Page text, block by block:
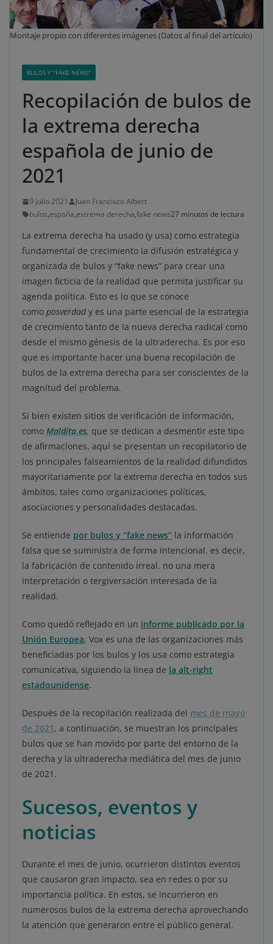
Montaje propio con diferentes imágenes (Datos al final del artículo)
BULOS Y "FAKE NEWS"
Recopilación de bulos de
la extrema derecha
española de junio de
2021
9 julio 2021
Juan Francisco Albert
bulos,españa,extrema derecha,fake news27 minutos de lectura
La extrema derecha ha usado (y usa) como estrategia
fundamental de crecimiento la difusión estratégica y
organizada de bulos y “fake news” para crear una
imagen ficticia de la realidad que permita justificar su
agenda política. Esto es lo que se conoce
como posverdad y es una parte esencial de la estrategia
de crecimiento tanto de la nueva derecha radical como
desde el mismo génesis de la ultraderecha. Es por eso
que es importante hacer una buena recopilación de
bulos de la extrema derecha para ser conscientes de la
magnitud del problema.
Si bien existen sitios de verificación de información,
como Maldita.es, que se dedican a desmentir este tipo
de afirmaciones, aquí se presentan un recopilatorio de
los principales falseamientos de la realidad difundidos
mayoritariamente por la extrema derecha en todos sus
ámbitos, tales como organizaciones políticas,
asociaciones y personalidades destacadas.
Se entiende por bulos y “fake news” la información
falsa que se suministra de forma intencional, es decir,
la fabricación de contenido irreal, no una mera
interpretación o tergiversación interesada de la
realidad.
Como quedó reflejado en un informe publicado por la
Unión Europea, Vox es una de las organizaciones más
beneficiadas por los bulos y los usa como estrategia
comunicativa, siguiendo la línea de la alt-right
estadounidense.
Después de la recopilación realizada del mes de mayo
de 2021 , a continuación, se muestran los principales
bulos que se han movido por parte del entorno de la
derecha y la ultraderecha mediática del mes de junio
de 2021.
Sucesos, eventos y
noticias
Durante el mes de junio, ocurrieron distintos eventos
que causaron gran impacto, sea en redes o por su
importancia política. En estos, se incurrieron en
numerosos bulos de la extrema derecha aprovechando
la atención que generaron entre el público general.